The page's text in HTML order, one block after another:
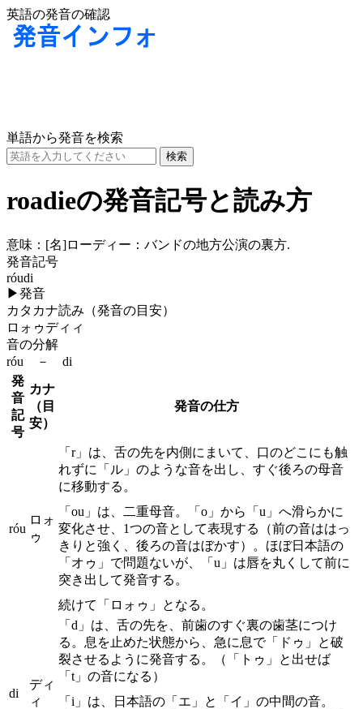
英語の発音の確認
単語から発音を検索
roadieの発音記号と読み方
意味： [名]ローディー：バンドの地方公演の裏方.
発音記号
róudi
▶発音
カタカナ読み（発音の目安）
ロォゥディィ
音の分解
róu － di
発
音
記
号
カナ
（目
安）
発音の仕方
róu
ロォ
ゥ
「r」は、舌の先を内側にまいて、口のどこにも触
れずに「ル」のような音を出し、すぐ後ろの母音
に移動する。
「ou」は、二重母音。「o」から「u」へ滑らかに
変化させ、1つの音として表現する（前の音ははっ
きりと強く、後ろの音はぼかす）。ほぼ日本語の
「オゥ」で問題ないが、「u」は唇を丸くして前に
突き出して発音する。
続けて「ロォゥ」となる。
di
ディ
ィ
「d」は、舌の先を、前歯のすぐ裏の歯茎につけ
る。息を止めた状態から、急に息で「ドゥ」と破
裂させるように発音する。（「トゥ」と出せば
「t」の音になる）
「i」は、日本語の「エ」と「イ」の中間の音。